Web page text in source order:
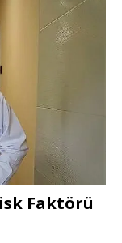
Faktörü